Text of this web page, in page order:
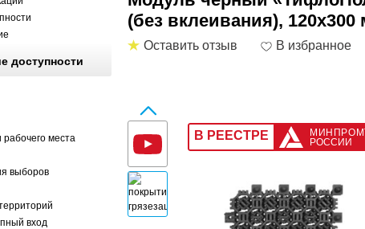
(без вклеивания), 120x300
Оставить отзыв
В РЕЕСТРЕ
РОССИИ
доступности
места
выборов
вход